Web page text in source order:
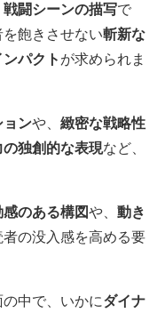
戦闘シーンの描写で
飽きさせない斬新な
パクト が求められま
ョンや、 緻密な戦略性
独創的な表現など、
感のある構図や、 動き
者の没入感を高める要
中で、いかにダイナ